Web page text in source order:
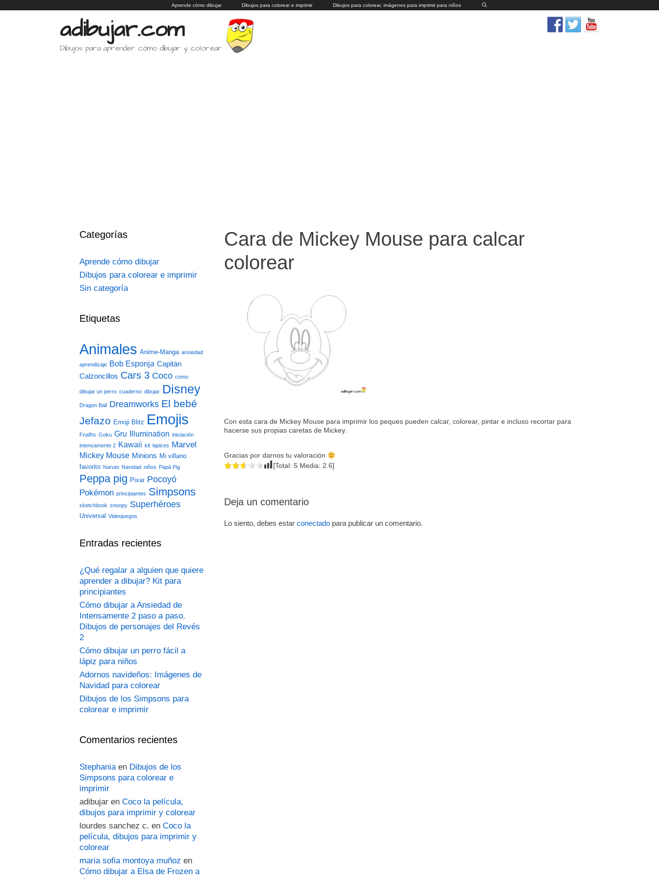
al
Aprende cómo dibujar Dibujos para colorear e imprimir Dibujos para colorear, imágenes para imprimir para niños
adibujar.com
Dibujos para aprender cómo dibujar y colorear
Cara de Mickey Mouse para calcar
colorear
Con esta cara de Mickey Mouse para imprimir los peques pueden calcar, colorear, pintar e incluso recortar para
hacerse sus propias caretas de Mickey.
Gracias por darnos tu valoración
[Total: 5 Media: 2.6]
Deja un comentario
Lo siento, debes estar conectado para publicar un comentario.
Categorías
Aprende cómo dibujar
Dibujos para colorear e imprimir
Sin categoría
Etiquetas
Animales Anime-Manga ansiedad
aprendizaje Bob Esponja Capitán
Calzoncillos Cars 3 Coco como
dibujar un perro cuaderno dibujar Disney
Dragon Ball Dreamworks El bebé
Jefazo Emoji Blitz Emojis
Fnafhs Goku Gru Illumination iniciación
intensamente 2 Kawaii kit lapices Marvel
Mickey Mouse Minions Mi villano
favorito Naruto Navidad niños Papá Pig
Peppa pig Pixar Pocoyó
Pokémon principiantes Simpsons
sketchbook snoopy Superhéroes
Universal Videojuegos
Entradas recientes
¿Qué regalar a alguien que quiere
aprender a dibujar? Kit para
principiantes
Cómo dibujar a Ansiedad de
Intensamente 2 paso a paso.
Dibujos de personajes del Revés
2
Cómo dibujar un perro fácil a
lápiz para niños
Adornos navideños: Imágenes de
Navidad para colorear
Dibujos de los Simpsons para
colorear e imprimir
Comentarios recientes
Stephaniaen Dibujos de los
Simpsons para colorear e
imprimir
adibujar en Coco la película,
dibujos para imprimir y colorear
lourdes sanchez c. en Coco la
película, dibujos para imprimir y
colorear
maria sofia montoya muñoz en
Cómo dibujar a Elsa de Frozen a